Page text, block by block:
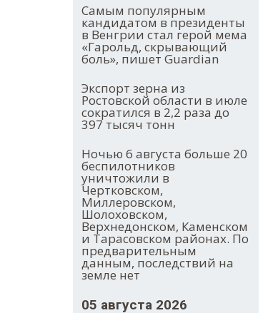
Самым популярным
кандидатом в президенты
в Венгрии стал герой мема
«Гарольд, скрывающий
боль», пишет Guardian
Экспорт зерна из
Ростовской области в июле
сократился в 2,2 раза до
397 тысяч тонн
Ночью 6 августа больше 20
беспилотников
уничтожили в
Чертковском,
Миллеровском,
Шолоховском,
Верхнедонском, Каменском
и Тарасовском районах. По
предварительным
данным, последствий на
земле нет
05 августа 2026